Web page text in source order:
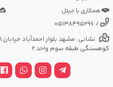
همکاری با جیتل
/
05138495296
کوهسنگی طبقه سوم واحد 2